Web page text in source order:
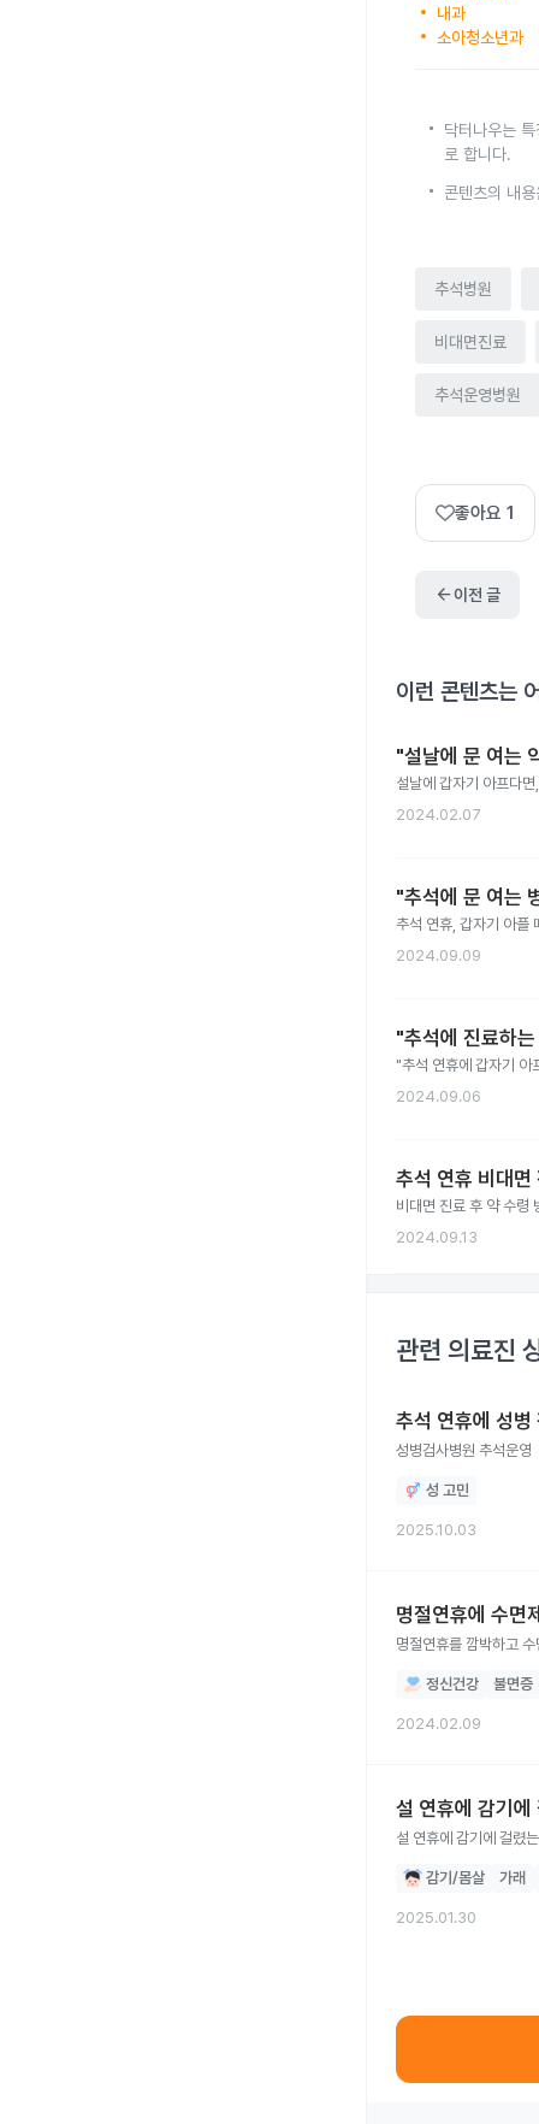
내과
소아청소년과
닥터나우는
로 합니다.
콘텐츠의 내
추석병원
비대면진료
추석운영병원
좋아요 1
arrow_back이전 글
이런 콘텐츠는
"설날에 문 여는
설날에 갑자기 아프다
2024.02.07
"추석에 문 여는
추석 연휴, 갑자기 아플
2024.09.09
"추석에 진료하
"추석 연휴에 갑자기 아
2024.09.06
추석 연휴 비대면
비대면 진료 후 약 수령
2024.09.13
관련 의료진
추석 연휴에 성
성병검사병원 추석운영
성 고민
2025.10.03
명절연휴에 수면
명절연휴를 깜박하고
정신건강 불면증
2024.02.09
설 연휴에 감기
설 연휴에 감기에 걸렸
감기/몸살 가래
2025.01.30